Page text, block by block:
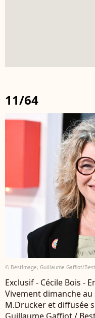
11/64
© BestImage, Guillaume Gaffiot/
Exclusif - Cécile Bois -
Vivement dimanche
M.Drucker et diffusée